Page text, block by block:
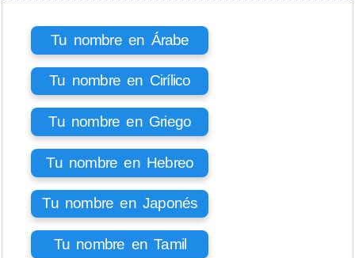
Tu nombre en Árabe
Tu nombre en Cirílico
Tu nombre en Griego
Tu nombre en Hebreo
Tu nombre en Japonés
Tu nombre en Tamil